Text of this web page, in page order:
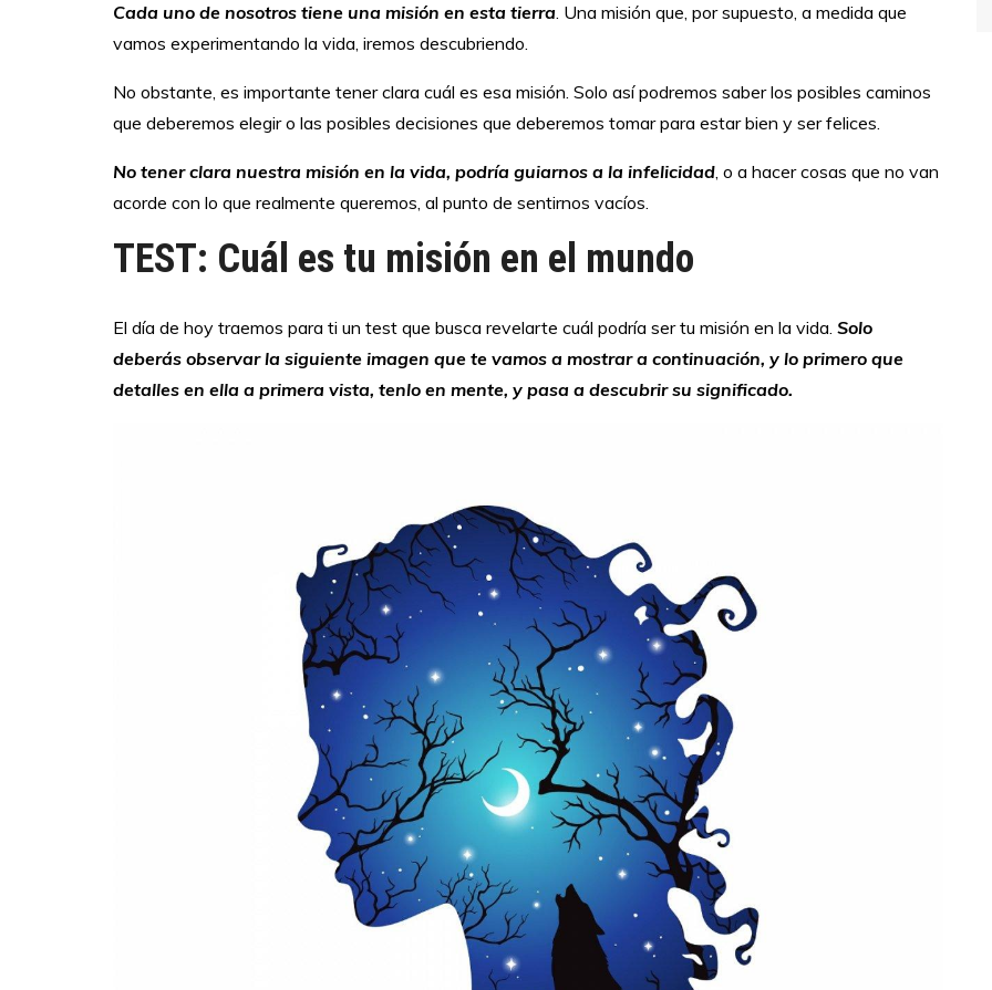
Cada uno de nosotros tiene una misión en esta tierra. Una misión que, por supuesto, a medida que
vamos experimentando la vida, iremos descubriendo.
No obstante, es importante tener clara cuál es esa misión. Solo así podremos saber los posibles caminos
que deberemos elegir o las posibles decisiones que deberemos tomar para estar bien y ser felices.
No tener clara nuestra misión en la vida, podría guiarnos a la infelicidad, o a hacer cosas que no van
acorde con lo que realmente queremos, al punto de sentirnos vacíos.
TEST: Cuál es tu misión en el mundo
El día de hoy traemos para ti un test que busca revelarte cuál podría ser tu misión en la vida. Solo
deberás observar la siguiente imagen que te vamos a mostrar a continuación, y lo primero que
detalles en ella a primera vista, tenlo en mente, y pasa a descubrir su significado.